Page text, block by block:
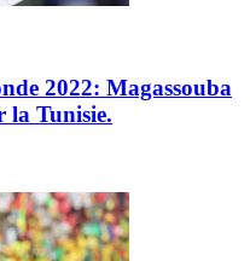
2022: Magassouba
la Tunisie.